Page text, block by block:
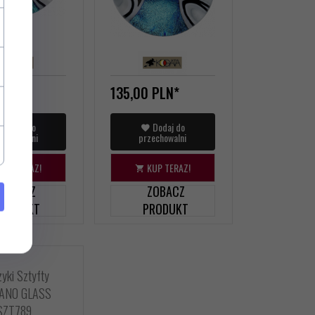
PLN*
Dodaj do
TERAZ!
ZOBACZ
135,00 PLN*
Dodaj do
przechowalni
KUP TERAZ!
ZOBACZ
PRODUKT
Sztyfty
GLASS